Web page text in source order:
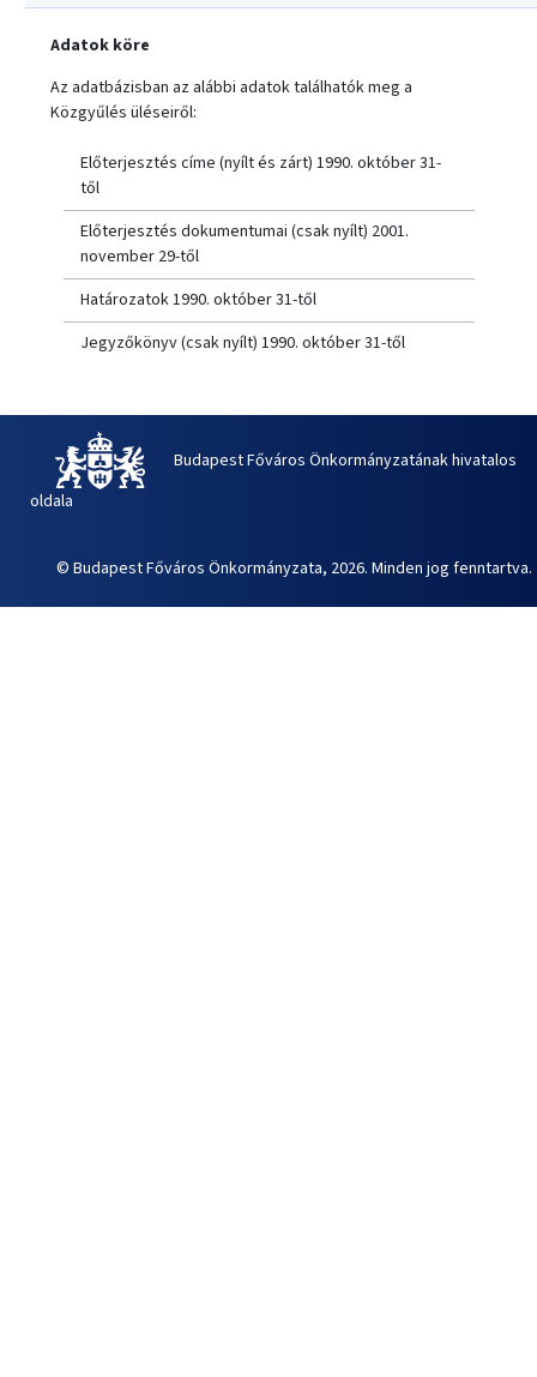
Adatok köre
Az adatbázisban az alábbi adatok találhatók meg a
Közgyűlés üléseiről:
Előterjesztés címe (nyílt és zárt) 1990. október 31-
től
Előterjesztés dokumentumai (csak nyílt) 2001.
november 29-től
Határozatok 1990. október 31-től
Jegyzőkönyv (csak nyílt) 1990. október 31-től
Budapest Főváros Önkormányzatának hivatalos
oldala
© Budapest Főváros Önkormányzata, 2026. Minden jog fenntartva.